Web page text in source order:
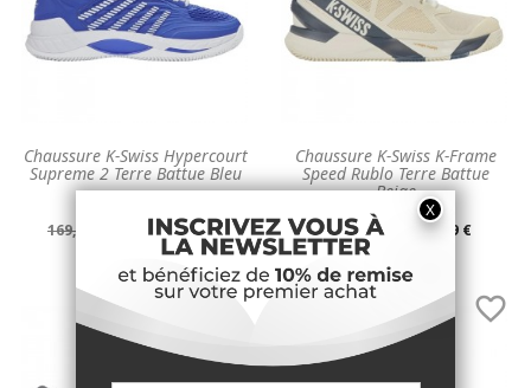
Chaussure K-Swiss Hypercourt
Supreme 2 Terre Battue Bleu
Prix
169,99 € Prix
unitaire
101,99 €
Chaussure K-Swiss K-Frame
Speed Rublo Terre Battue
Beige
Prix
de
179,99 € -40% Prix
unitaire
107,99 €
 